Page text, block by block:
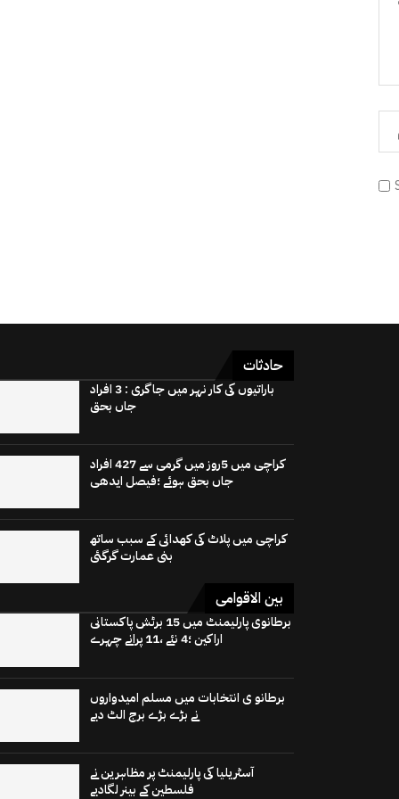
حادثات
باراتیوں کی کار نہر میں جاگری : 3 افراد
جاں بحق
کراچی میں 5روز میں گرمی سے 427 افراد
جاں بحق ہوئے ؛فیصل ایدھی
کراچی میں پلاٹ کی کھدائی کے سبب ساتھ
بنی عمارت گرگئی
بین الاقوامی
برطانوی پارلیمنٹ میں 15 برٹش پاکستانی
اراکین ؛4 نئے ،11 پرانے چہرے
برطانو ی انتخابات میں مسلم امیدواروں
نے بڑے بڑے برج الٹ دیے
آسٹریلیا کی پارلیمنٹ پر مظاہرین نے
فلسطین کے بینر لگادیے